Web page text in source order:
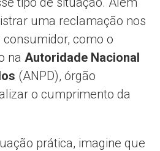
uma reclamação nos
como o
na Autoridade Nacional
(ANPD), órgão
o cumprimento da
prática, imagine que